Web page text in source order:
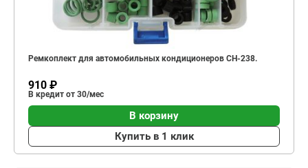
Ремкоплект для автомобильных кондиционеров CH-238.
910 ₽
В кредит от 30/мес
В корзину
Купить в 1 клик